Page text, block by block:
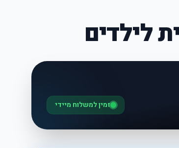
לילדים
זמין למשלוח מיידי